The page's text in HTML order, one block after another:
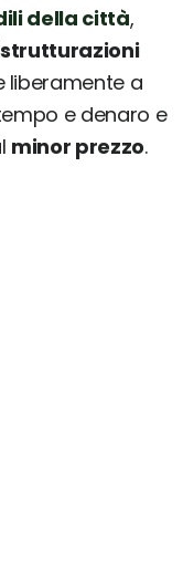
della città,
liberamente a
e denaro e
minor prezzo.